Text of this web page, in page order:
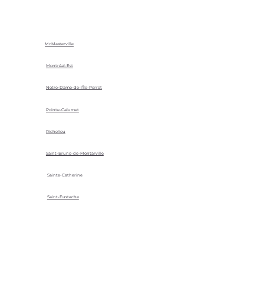
McMasterville
Montréal-Est
Notre-Dame-de-l'Île-Perrot
Pointe-Calumet
Richelieu
Saint-Bruno-de-Montarville
Sainte-Catherine
Saint-Eustache